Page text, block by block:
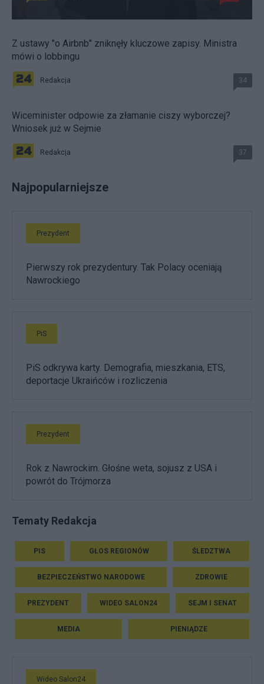
Z ustawy "o Airbnb" zniknęły kluczowe zapisy. Ministra
mówi o lobbingu
Redakcja 34
Wiceminister odpowie za złamanie ciszy wyborczej?
Wniosek już w Sejmie
Redakcja 37
Najpopularniejsze
Prezydent
Pierwszy rok prezydentury. Tak Polacy oceniają
Nawrockiego
PiS
PiS odkrywa karty. Demografia, mieszkania, ETS,
deportacje Ukraińców i rozliczenia
Prezydent
Rok z Nawrockim. Głośne weta, sojusz z USA i
powrót do Trójmorza
Tematy Redakcja
PIS GŁOS REGIONÓW ŚLEDZTWA
BEZPIECZEŃSTWO NARODOWE ZDROWIE
PREZYDENT WIDEO SALON24 SEJM I SENAT
MEDIA PIENIĄDZE
Wideo Salon24